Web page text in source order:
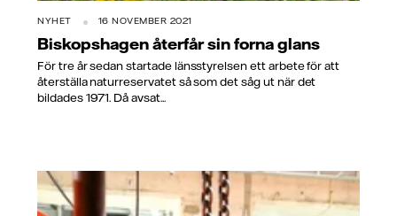
NYHET 16 NOVEMBER 2021
Biskopshagen återfår sin forna glans
För tre år sedan startade länsstyrelsen ett arbete för att
återställa naturreservatet så som det såg ut när det
bildades 1971. Då avsat...